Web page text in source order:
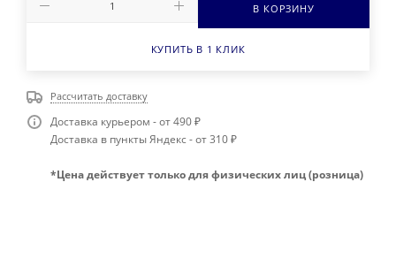
В КОРЗИНУ
КУПИТЬ В 1 КЛИК
Рассчитать доставку
Доставка курьером - от 490 ₽
Доставка в пункты Яндекс - от 310 ₽
*Цена действует только для физических лиц (розница)